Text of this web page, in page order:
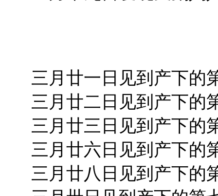
三月廿一日见到产下的
三月廿二日见到产下的
三月廿三日见到产下的
三月廿六日见到产下的
三月廿八日见到产下的